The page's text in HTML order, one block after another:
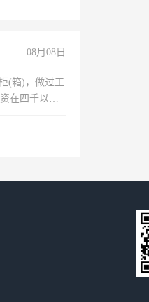
08月08日
(箱)，做过工
在四千以